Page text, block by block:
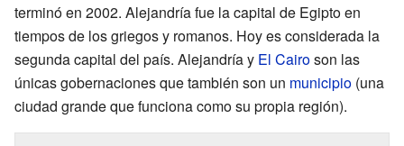
terminó en 2002. Alejandría fue la capital de Egipto en
tiempos de los griegos y romanos. Hoy es considerada la
segunda capital del país. Alejandría y El Cairoson las
únicas gobernaciones que también son un municipio (una
ciudad grande que funciona como su propia región).